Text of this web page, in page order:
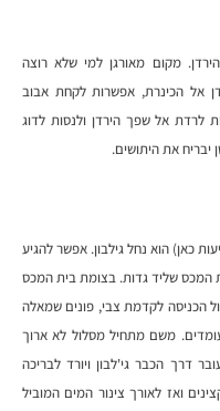
מקום מאורגן למי שלא רוצה
אל הכינרת, אפשרות לקחת אבוב
לרדת אל שפך הירדן ולנסות לדוג
יבריח את היתושים.
כאן) הוא נחל גילבון. אפשר להגיע
המכס שליד גדות. בצומת בית המכס
מזרחה) ונוסעים 6 קמ עד מול הכניסה לקדמת צבי, פונים שמאלה
עפר טובה ועומדים. משם מתחיל מסלול לא ארוך
עובר דרך הכבר גי'לבון ויורד לבריכה
ואז לאורך צינור המים המוביל